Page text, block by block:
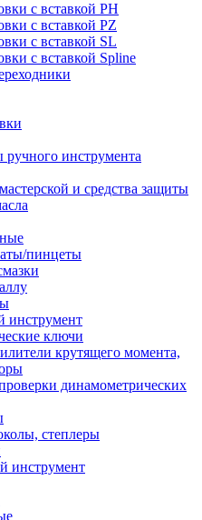
с вставкой PH
с вставкой PZ
с вставкой SL
с вставкой Spline
инструмента
и средства защиты
пинцеты
инструмент
ключи
крутящего момента,
динамометрических
степлеры
инструмент